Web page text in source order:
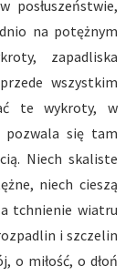
posłuszeństwie,
na potężnym
zapadliska
wszystkim
te wykroty, w
się tam
Niech skaliste
niech cieszą
tchnienie wiatru
i szczelin
o miłość, o dłoń